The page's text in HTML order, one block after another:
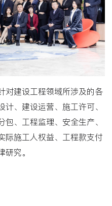
对建设工程领域所涉及的各
、建设运营、施工许可、
、工程监理、安全生产、
际施工人权益、工程款支付
究。